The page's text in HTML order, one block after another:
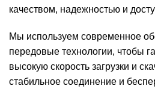
качеством, надежностью и
Мы используем современное
передовые технологии, чтобы
высокую скорость загрузки и
стабильное соединение и